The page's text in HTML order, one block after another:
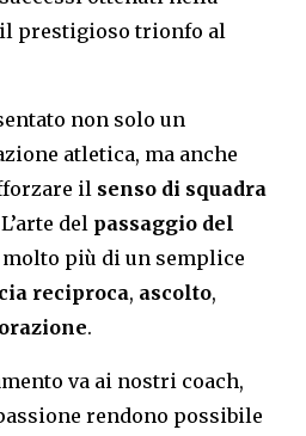
il prestigioso trionfo al
non solo un
atletica, ma anche
il senso di squadra
del passaggio del
più di un semplice
reciproca, ascolto,
.
va ai nostri coach,
rendono possibile